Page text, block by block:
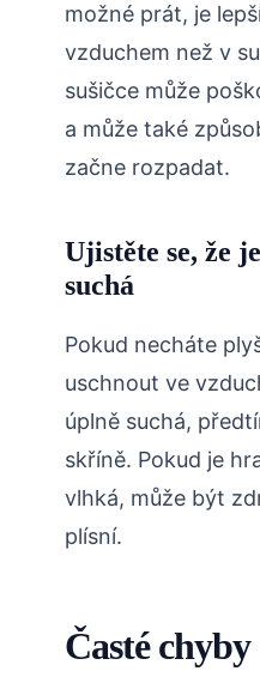
možné prát, je
vzduchem než v
sušičce může
a může také
začne rozpadat.
Ujistěte se, že
suchá
Pokud necháte
uschnout ve
úplně suchá,
skříně. Pokud je
vlhká, může být
plísní.
Časté chyby